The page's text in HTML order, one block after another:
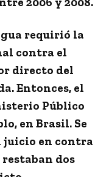
requirió la
contra el
directo del
Entonces, el
Público
, en Brasil. Se
juicio en contra
dos